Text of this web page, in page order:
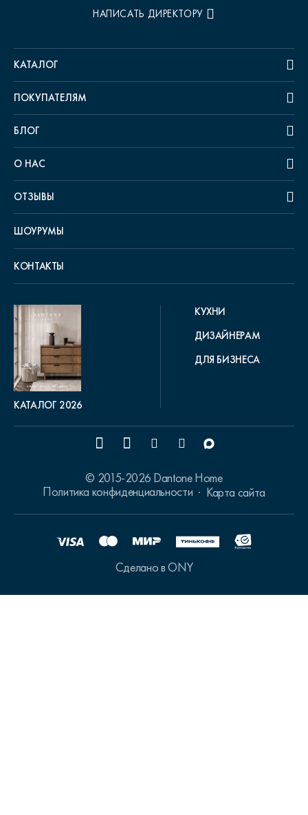
НАПИСАТЬ ДИРЕКТОРУ
КАТАЛОГ
ПОКУПАТЕЛЯМ
БЛОГ
О НАС
ОТЗЫВЫ
ШОУРУМЫ
КОНТАКТЫ
КАТАЛОГ 2026
КУХНИ
ДИЗАЙНЕРАМ
ДЛЯ БИЗНЕСА
© 2015-2026 Dantone Home
Политика конфиденциальности
Карта сайта
Сделано в ONY